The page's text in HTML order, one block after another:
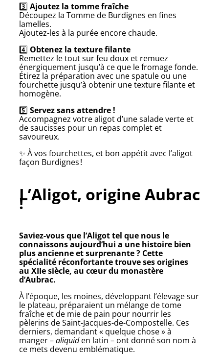
3️⃣ Ajoutez la tomme fraîche
Découpez la Tomme de Burdignes en fines
lamelles.
Ajoutez-les à la purée encore chaude.
4️⃣ Obtenez la texture filante
Remettez le tout sur feu doux et remuez
énergiquement jusqu’à ce que le fromage fonde.
Étirez la préparation avec une spatule ou une
fourchette jusqu’à obtenir une texture filante et
homogène.
5️⃣ Servez sans attendre !
Accompagnez votre aligot d’une salade verte et
de saucisses pour un repas complet et
savoureux.
✨ À vos fourchettes, et bon appétit avec l’aligot
façon Burdignes !
L’Aligot, origine Aubrac
!
Saviez-vous que l’Aligot tel que nous le
connaissons aujourd’hui a une histoire bien
plus ancienne et surprenante ? Cette
spécialité réconfortante trouve ses origines
au XIIe siècle, au cœur du monastère
d’Aubrac.
À l’époque, les moines, développant l’élevage sur
le plateau, préparaient un mélange de tome
fraîche et de mie de pain pour nourrir les
pèlerins de Saint-Jacques-de-Compostelle. Ces
derniers, demandant « quelque chose » à
manger –aliquiden latin – ont donné son nom à
ce mets devenu emblématique.